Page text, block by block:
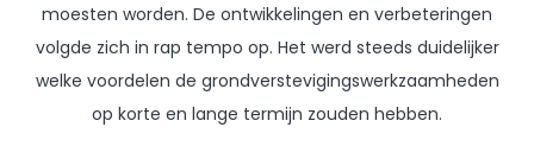
moesten worden. De ontwikkelingen en verbeteringen
volgde zich in rap tempo op. Het werd steeds duidelijker
welke voordelen de grondverstevigingswerkzaamheden
op korte en lange termijn zouden hebben.